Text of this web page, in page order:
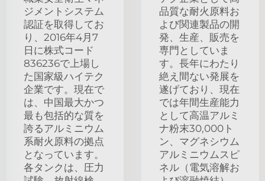
ジメントシステム
認証を取得してお
り、2016年4月7
日に株式コード
836236で上場し
た国家級ハイテク
企業です。現在で
は、中国最大かつ
最も包括的な質を
誇るアルミニウム
系耐火原料の拠点
となっています。
各タンクは、圧力
品質な耐火原料お
よび関連製品の開
発、生産、販売を
専門としていま
す。長年にわたり
絶え間ない発展を
遂げており、現在
では年間生産能力
として高温アルミ
ナ粉末30,000ト
ン、マグネシウム
アルミニウムスピ
ネル（電気溶解お